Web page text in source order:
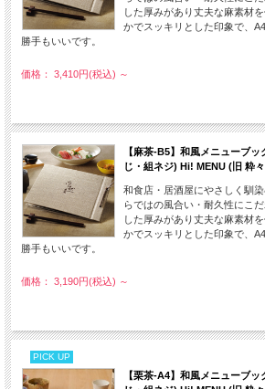
した厚みがあり丈夫な麻素材
かでスッキリとした印象で、
勝手もいいです。
価格： 3,410円(税込) ～
【麻茶-B5】和風メニューブ
じ・組ネジ) Hi! MENU (旧 粋
和食店・居酒屋にやさしく馴
らではの風合い・耐久性にこ
した厚みがあり丈夫な麻素材
かでスッキリとした印象で、
勝手もいいです。
価格： 3,190円(税込) ～
PICK UP
【栗茶-A4】和風メニューブ